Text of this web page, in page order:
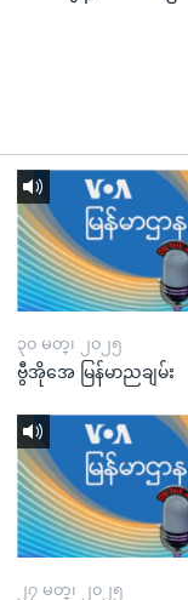
၃၀ မတ္၊ ၂၀၂၅
ဗွီအိုအေ မြန်မာညချမ်း
၂၇ မတ္၊ ၂၀၂၅